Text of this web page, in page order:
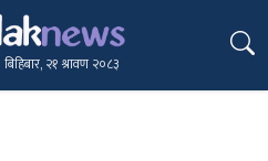
बिहिबार, २१ श्रावण २०८३